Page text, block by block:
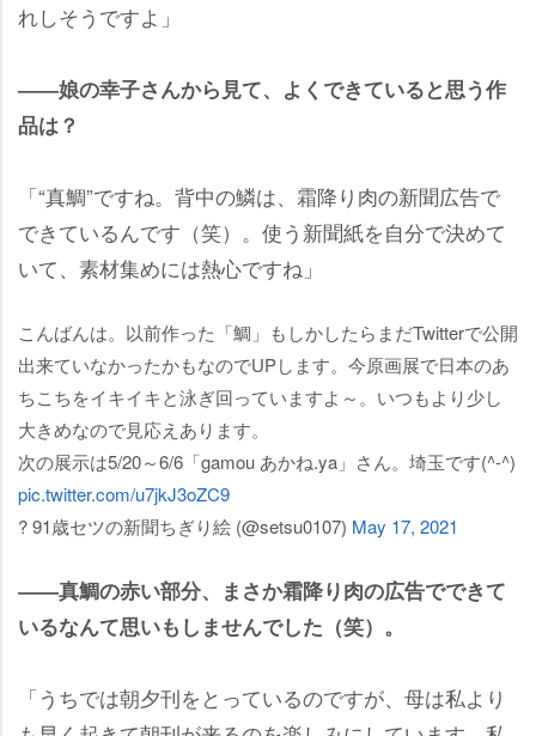
れしそうですよ」
――娘の幸子さんから見て、よくできていると思う作
品は？
「“真鯛”ですね。背中の鱗は、霜降り肉の新聞広告で
できているんです（笑）。使う新聞紙を自分で決めて
いて、素材集めには熱心ですね」
こんばんは。以前作った「鯛」もしかしたらまだTwitterで公開
出来ていなかったかもなのでUPします。今原画展で日本のあ
ちこちをイキイキと泳ぎ回っていますよ～。いつもより少し
大きめなので見応えあります。
次の展示は5/20～6/6「gamou あかね.ya」さん。埼玉です(^-^)
pic.twitter.com/u7jkJ3oZC9
? 91歳セツの新聞ちぎり絵 (@setsu0107) May 17, 2021
――真鯛の赤い部分、まさか霜降り肉の広告でできて
いるなんて思いもしませんでした（笑）。
「うちでは朝夕刊をとっているのですが、母は私より